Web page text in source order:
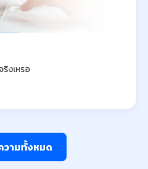
ริงเหรอ
วามทั้งหมด